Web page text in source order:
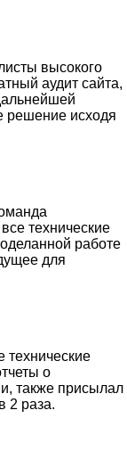
высокого
аудит сайта,
решение исходя
технические
работе
для
технические
о
также присылал
2 раза.